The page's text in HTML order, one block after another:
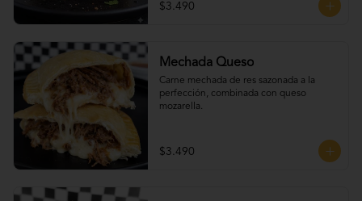
$3.490
Mechada Queso
Carne mechada de res sazonada a la
perfección, combinada con queso
mozarella.
$3.490